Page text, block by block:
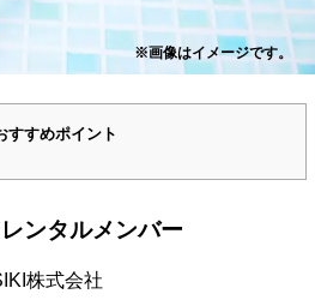
※画像はイメージです。
すすめポイント
ンタルメンバー
株式会社